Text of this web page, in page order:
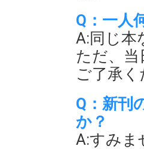
Q：一人
A:同じ本
ただ、
ご了承
Q：新刊
か？
A:すみま